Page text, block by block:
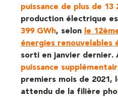
puissance de plus de 13
production électrique
399 GWh, selon
le
énergies renouvelables
sorti en janvier dernier.
puissance
premiers mois de 2021,
attendu de la filière